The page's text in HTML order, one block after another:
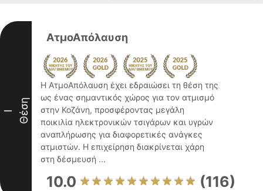
I Θέση
ΑτμοΑπόλαυση
Η ΑτμοΑπόλαυση έχει εδραιώσει τη θέση της
ως ένας σημαντικός χώρος για τον ατμισμό
στην Κοζάνη, προσφέροντας μεγάλη
ποικιλία ηλεκτρονικών τσιγάρων και υγρών
αναπλήρωσης για διαφορετικές ανάγκες
ατμιστών. Η επιχείρηση διακρίνεται χάρη
στη δέσμευσή ...
10.0 (116)